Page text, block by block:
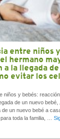
entre niños
hermano
a la llegada
evitar los
niños y bebés:
de un nuevo
de un nuevo bebé a
toda la familia, …